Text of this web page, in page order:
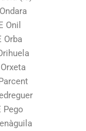
Onil
Orba
Pego